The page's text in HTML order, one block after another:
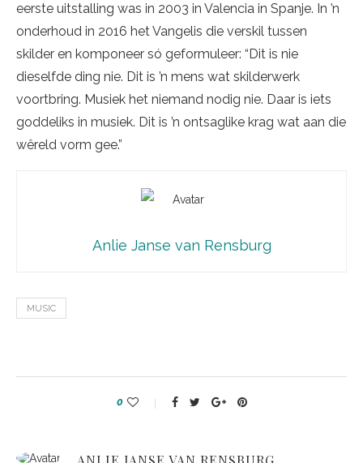
eerste uitstalling was in 2003 in Valencia in Spanje. In ’n
onderhoud in 2016 het Vangelis die verskil tussen
skilder en komponeer só geformuleer: “Dit is nie
dieselfde ding nie. Dit is ’n mens wat skilderwerk
voortbring. Musiek het niemand nodig nie. Daar is iets
goddeliks in musiek. Dit is ’n ontsaglike krag wat aan die
wêreld vorm gee.”
Anlie Janse van Rensburg
MUSIC
0